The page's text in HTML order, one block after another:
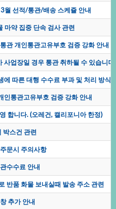
월선적/통관/배송스케쥴안내
마약집중단속검사관련
관개인통관고유부호검증강화안내
업장일경우통관취하될수있습니다
에따른대행수수료부과및처리방식
통관고유부호검증강화안내
합니다.(오레건,캘리포니아한정)
스건관련
문시주의사항
수수료안내
반품화물보내실때발송주소관련
추가안내